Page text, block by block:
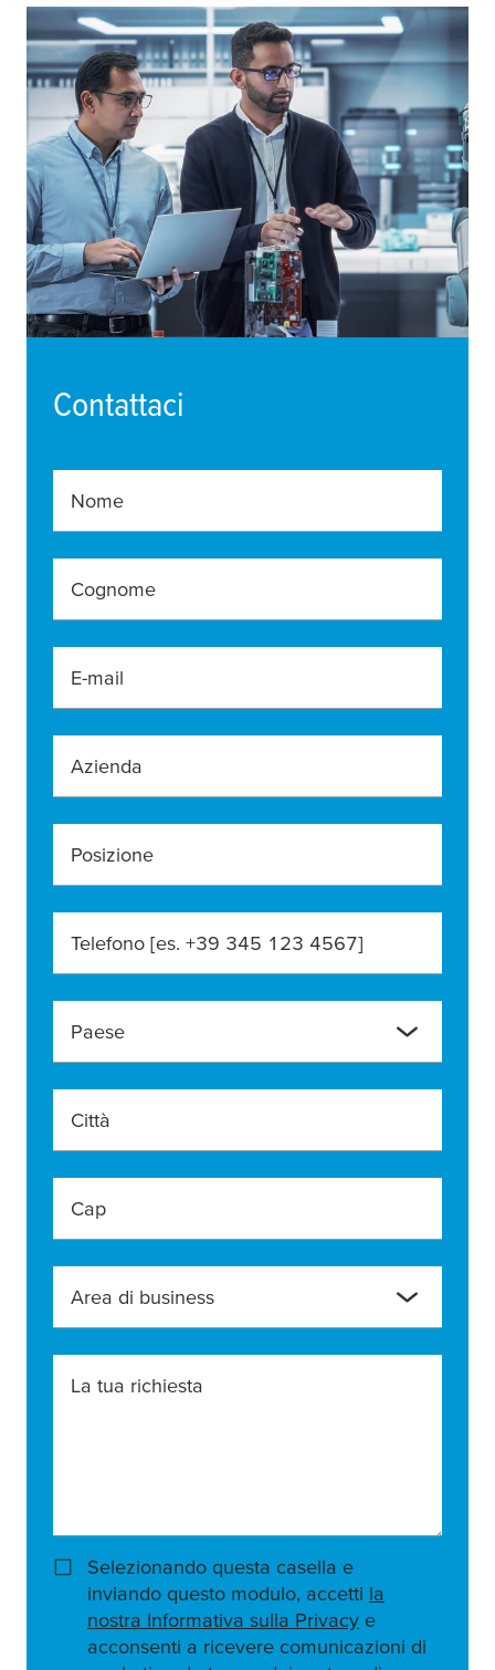
Contattaci
Nome
Cognome
E-mail
Azienda
Posizione
Telefono [es. +39 345 123 4567]
Paese
Città
Cap
Area di business
La tua richiesta
Selezionando questa casella e
inviando questo modulo, accetti la
nostra Informativa sulla Privacy e
acconsenti a ricevere comunicazioni di